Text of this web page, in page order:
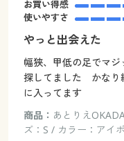
お買い得感
使いやすさ
やっと出会えた
幅狭、甲低の足でマ
探してました かなり
に入ってます
商品： あとりえ
ズ：S / カラー：アイボ